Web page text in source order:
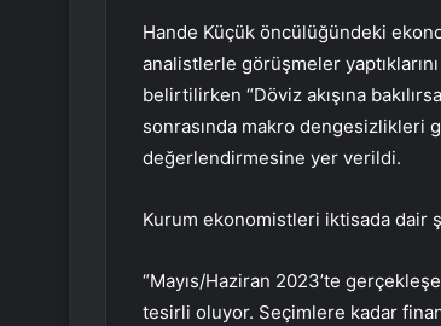
Hande Küçük öncülüğündeki
analistlerle görüşmeler
belirtilirken “Döviz akışına
sonrasında makro dengesizlikleri
değerlendirmesine yer verildi.
Kurum ekonomistleri iktisada dair
“Mayıs/Haziran 2023’te
tesirli oluyor. Seçimlere kadar